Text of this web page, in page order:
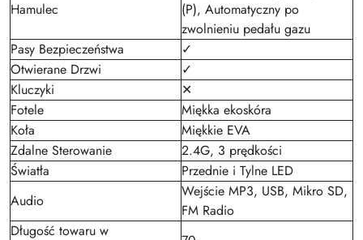
Hamulec
(P), Automatyczny po
zwolnieniu pedału gazu
Pasy Bezpieczeństwa
✓
Otwierane Drzwi
✓
Kluczyki
✕
Fotele
Miękka ekoskóra
Koła
Miękkie EVA
Zdalne Sterowanie
2.4G, 3 prędkości
Światła
Przednie i Tylne LED
Audio
Wejście MP3, USB, Mikro SD,
FM Radio
Długość towaru w